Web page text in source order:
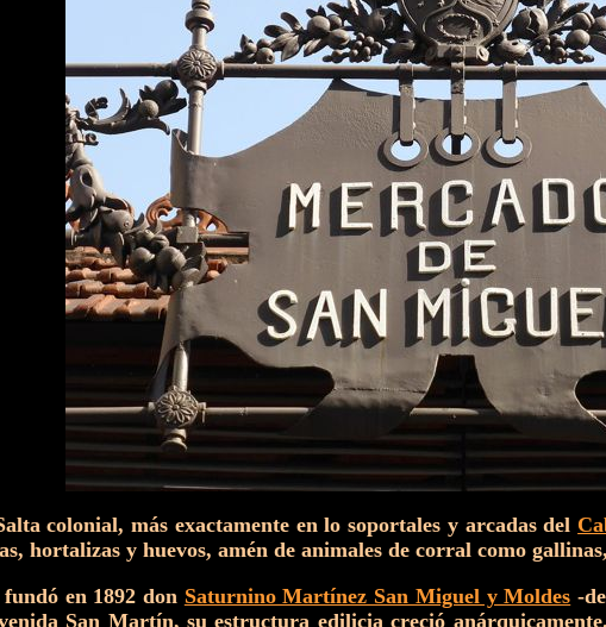
colonial, más exactamente en lo soportales y arcadas del
hortalizas y huevos, amén de animales de corral como
en 1892 don Saturnino Martínez San Miguel y Moldes -
San Martín, su estructura edilicia creció